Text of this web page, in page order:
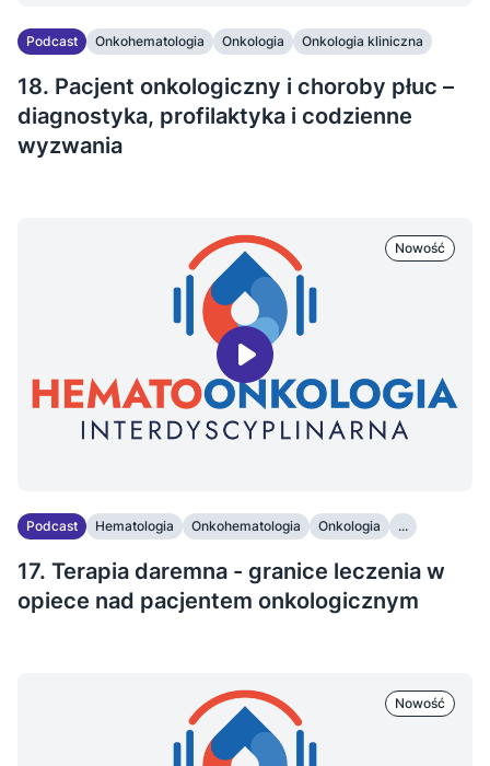
Podcast Onkohematologia Onkologia Onkologia kliniczna
18. Pacjent onkologiczny i choroby płuc –
diagnostyka, profilaktyka i codzienne
wyzwania
Nowość
Podcast Hematologia Onkohematologia Onkologia ...
17. Terapia daremna - granice leczenia w
opiece nad pacjentem onkologicznym
Nowość